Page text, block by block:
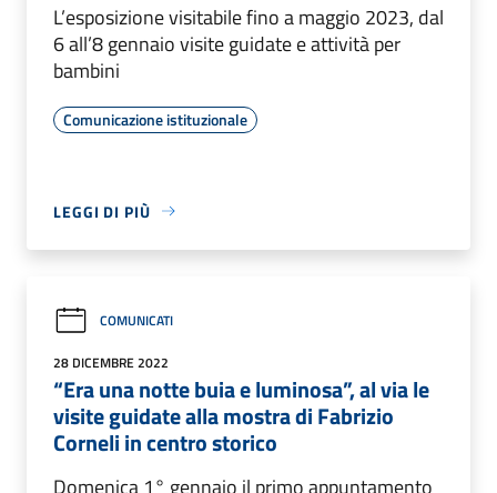
L’esposizione visitabile fino a maggio 2023, dal
6 all’8 gennaio visite guidate e attività per
bambini
Comunicazione istituzionale
LEGGI DI PIÙ
COMUNICATI
28 DICEMBRE 2022
“Era una notte buia e luminosa”, al via le
visite guidate alla mostra di Fabrizio
Corneli in centro storico
Domenica 1° gennaio il primo appuntamento